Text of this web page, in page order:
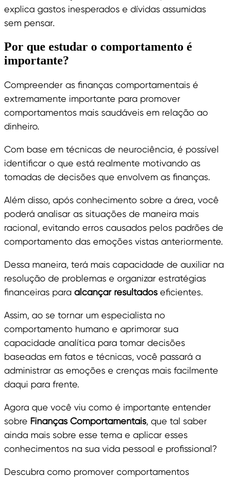
explica gastos inesperados e dívidas assumidas
sem pensar.
Por que estudar o comportamento é
importante?
Compreender as finanças comportamentais é
extremamente importante para promover
comportamentos mais saudáveis em relação ao
dinheiro.
Com base em técnicas de neurociência, é possível
identificar o que está realmente motivando as
tomadas de decisões que envolvem as finanças.
Além disso, após conhecimento sobre a área, você
poderá analisar as situações de maneira mais
racional, evitando erros causados pelos padrões de
comportamento das emoções vistas anteriormente.
Dessa maneira, terá mais capacidade de auxiliar na
resolução de problemas e organizar estratégias
financeiras para alcançar resultadoseficientes.
Assim, ao se tornar um especialista no
comportamento humano e aprimorar sua
capacidade analítica para tomar decisões
baseadas em fatos e técnicas, você passará a
administrar as emoções e crenças mais facilmente
daqui para frente.
Agora que você viu como é importante entender
sobre Finanças Comportamentais, que tal saber
ainda mais sobre esse tema e aplicar esses
conhecimentos na sua vida pessoal e profissional?
Descubra como promover comportamentos